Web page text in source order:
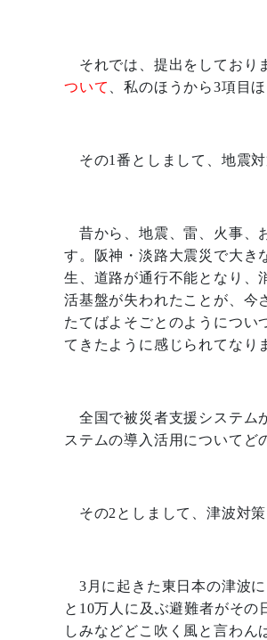
それでは、提出をしており
ついて
、私のほうから3項目
その1番としまして、地震
昔から、地震、雷、火事、
す。阪神・淡路大震災で大き
生、道路が通行不能となり、
活基盤が失われたことが、今
たてばよそごとのようについ
てきたように感じられてなり
全国で被災者支援システム
ステムの導入活用についてど
その2 としまして、津波対
3 月に起きた東日本の津波
と 10万人に及ぶ避難者がその
しみなどどこ吹く風と言わ